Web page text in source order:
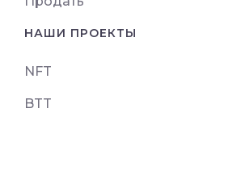
НАШИ ПРОЕКТЫ
NFT
BTT